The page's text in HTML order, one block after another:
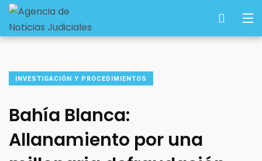
INVESTIGACIÓN Y PROCEDIMIENTOS
Bahía Blanca:
Allanamiento por una